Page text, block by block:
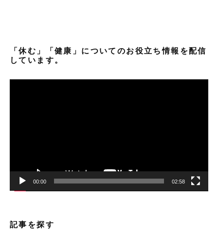
「休む」「健康」についてのお役立ち情報を配信
しています。
00:00 02:58
記事を探す